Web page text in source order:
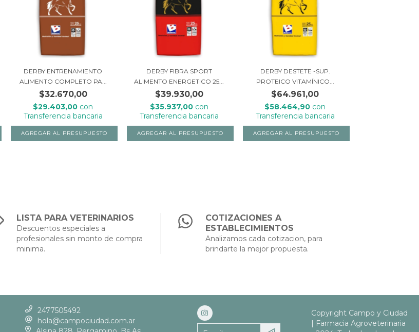
DERBY ENTRENAMIENTO
ALIMENTO COMPLETO PA...
$32.670,00
$29.403,00 con
Transferencia bancaria
DERBY FIBRA SPORT
ALIMENTO ENERGETICO 25...
$39.930,00
$35.937,00 con
Transferencia bancaria
DERBY DESTETE -SUP.
PROTEICO VITAMÍNICO...
$64.961,00
$58.464,90 con
Transferencia bancaria
LISTA PARA VETERINARIOS
Descuentos especiales a
profesionales sin monto de compra
minima.
COTIZACIONES A
ESTABLECIMIENTOS
Analizamos cada cotizacion, para
brindarte la mejor propuesta.
2477505492
hola@campociudad.com.ar
Copyright Campo y Ciudad
| Farmacia Agroveterinaria